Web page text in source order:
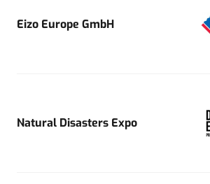
Eizo Europe GmbH
Natural Disasters Expo